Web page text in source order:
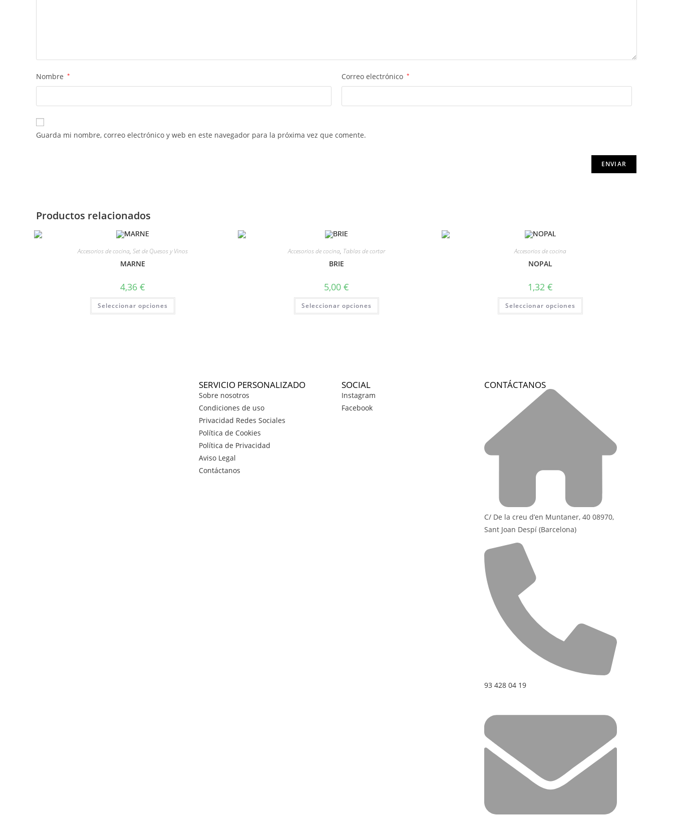
Nombre * Correo electrónico *
Guarda mi nombre, correo electrónico y web en este navegador para la próxima vez que comente.
Productos relacionados
Accesorios de cocina,Set de Quesos y Vinos
MARNE
4,36€
Seleccionar opciones
Accesorios de cocina, Tablas de cortar
BRIE
5,00 €
Seleccionar opciones
Accesorios de cocina
NOPAL
1,32 €
Seleccionar opciones
SERVICIO PERSONALIZADO
Sobre nosotros
Condiciones de uso
Privacidad Redes Sociales
Política de Cookies
Política de Privacidad
Aviso Legal
Contáctanos
SOCIAL
Instagram
Facebook
CONTÁCTANOS
C/ De la creu d’en Muntaner, 40 08970,
Sant Joan Despí (Barcelona)
93 428 04 19